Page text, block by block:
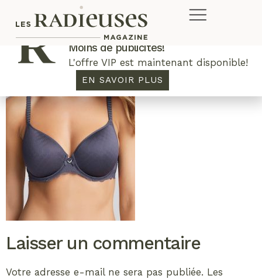
Laisser un commentaire
Votre adresse e-mail ne sera pas publiée. Les
Plus de concours. Plus de rabais.
Moins de publicités!
L'offre VIP est maintenant disponible!
EN SAVOIR PLUS